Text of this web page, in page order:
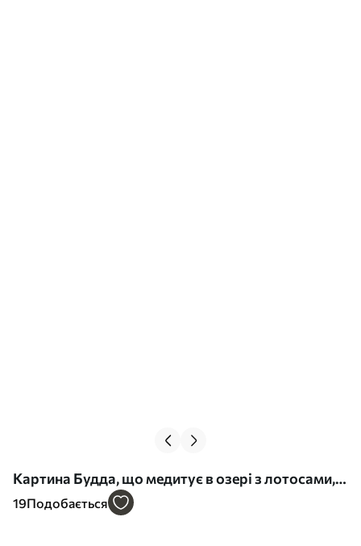
Картина Будда, що медитує в озері з лотосами,
східний стиль, акрил Арт. s41891
19Подобається